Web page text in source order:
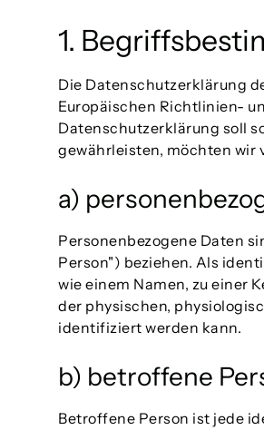
1.
Die Datenschutzerklärung
Europäischen Richtlinien-
Datenschutzerklärung soll
gewährleisten, möchten wir
a)
Personenbezogene Daten
Person") beziehen. Als
wie einem Namen, zu einer
der physischen,
identifiziert werden kann.
b) betroffene
Betroffene Person ist jede